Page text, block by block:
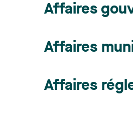
Affaires
Affaires
Affaires